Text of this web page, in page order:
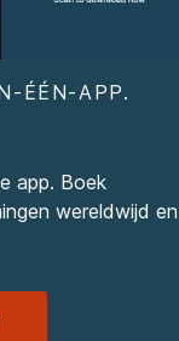
ÉÉN-APP.
app. Boek
wereldwijd en